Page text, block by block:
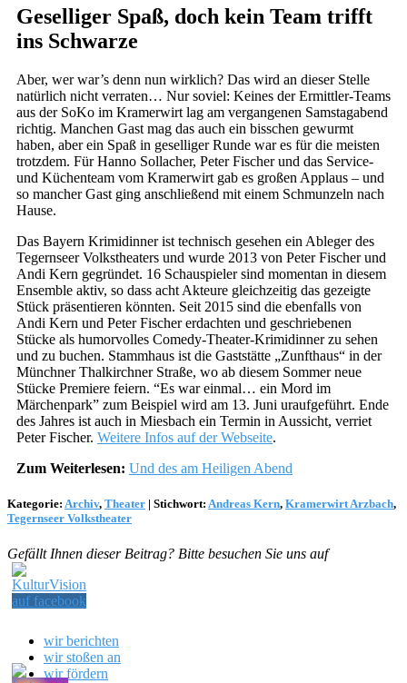
Geselliger Spaß, doch kein Team trifft
ins Schwarze
Aber, wer war’s denn nun wirklich? Das wird an dieser Stelle
natürlich nicht verraten… Nur soviel: Keines der Ermittler-Teams
aus der SoKo im Kramerwirt lag am vergangenen Samstagabend
richtig. Manchen Gast mag das auch ein bisschen gewurmt
haben, aber ein Spaß in geselliger Runde war es für die meisten
trotzdem. Für Hanno Sollacher, Peter Fischer und das Service-
und Küchenteam vom Kramerwirt gab es großen Applaus – und
so mancher Gast ging anschließend mit einem Schmunzeln nach
Hause.
Das Bayern Krimidinner ist technisch gesehen ein Ableger des
Tegernseer Volkstheaters und wurde 2013 von Peter Fischer und
Andi Kern gegründet. 16 Schauspieler sind momentan in diesem
Ensemble aktiv, so dass acht Akteure gleichzeitig das gezeigte
Stück präsentieren könnten. Seit 2015 sind die ebenfalls von
Andi Kern und Peter Fischer erdachten und geschriebenen
Stücke als humorvolles Comedy-Theater-Krimidinner zu sehen
und zu buchen. Stammhaus ist die Gaststätte „Zunfthaus“ in der
Münchner Thalkirchner Straße, wo ab diesem Sommer neue
Stücke Premiere feiern. “Es war einmal… ein Mord im
Märchenpark” zum Beispiel wird am 13. Juni uraufgeführt. Ende
des Jahres ist auch in Miesbach ein Termin in Aussicht, verriet
Peter Fischer. Weitere Infos auf der Webseite.
Zum Weiterlesen: Und des am Heiligen Abend
Kategorie: Archiv, Theater | Stichwort: Andreas Kern, Kramerwirt Arzbach,
Tegernseer Volkstheater
Gefällt Ihnen dieser Beitrag? Bitte besuchen Sie uns auf
wir berichten
wir stoßen an
wir fördern